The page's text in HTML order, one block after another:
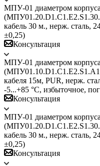
МПУ-01 диаметром
кабель 30 м., нерж. сталь,
±0,25)
Консультация
МПУ-01 диаметром
кабеля 15м, PUR, нерж.
-5...+85 °C, избыточное,
Консультация
МПУ-01 диаметром
кабель 30 м., нерж. сталь,
±0,25)
Консультация